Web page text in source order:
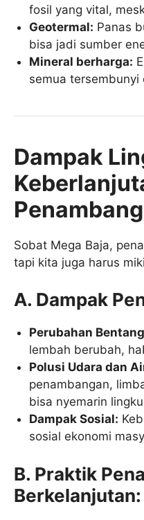
fosil yang vital,
Geotermal: Panas
bisa jadi sumber
Mineral berharga:
semua
Dampak
Sobat Mega Baja,
tapi kita juga harus
A. Dampak
Perubahan
lembah berubah,
Polusi Udara dan
penambangan,
bisa nyemarin
Dampak Sosial:
sosial ekonomi
B. Praktik
Berkelanjutan: